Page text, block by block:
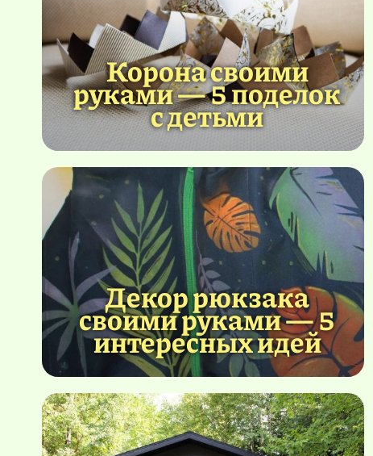
Корона своими
руками — 5 поделок
с детьми
Декор рюкзака
своими руками — 5
интересных идей